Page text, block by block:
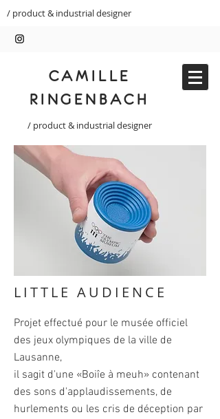
/ product & industrial designer
CAMILLE
RINGENBACH
/ product & industrial designer
LITTLE AUDIENCE
Projet effectué pour le musée officiel
des jeux olympiques de la ville de
Lausanne,
il sagit d'une «Boiîe à meuh» contenant
des sons d'applaudissements, de
hurlements ou les cris de déception par